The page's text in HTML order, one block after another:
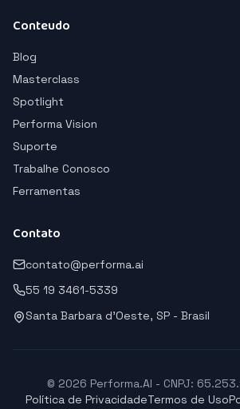
Conteudo
Blog
Masterclass
Spotlight
Performa Vision
Suporte
Trabalhe Conosco
Ferramentas
Contato
contato@performa.ai
55 19 3461-5339
Santa Barbara d'Oeste, SP - Brasil
© 2026 Performa.AI - CNPJ:
Política de PrivacidadeTermos de Uso